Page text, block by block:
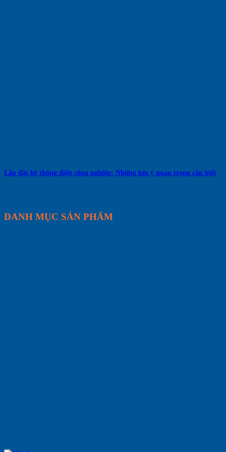
Lắp đặt hệ thống điện công nghiệp: Những lưu ý quan trọng cần biết
DANH MỤC SẢN PHẨM